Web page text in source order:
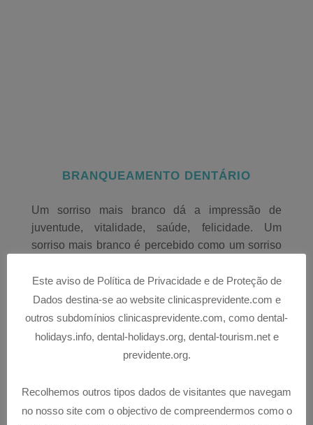
BRANQUEAMENTO DENTÁRIO
Um sorriso mais branco dá a impressão de
juventude, vitalidade, saúde, felicidade. Um
sorriso mais branco é percebido como um sorriso
Cada pessoa é única, e assim como a cor do
cabelo e da pele varia, o mesmo acontece com a
cor dos dentes. Muito poucas pessoas têm os
dentes extremamente brancos, sendo que, os
dentes também podem tornar-se mais
dentes podem também estar manchados pelo
tabaco, alimentos e bebidas, tais como chá, café,
Este aviso de Política de Privacidade e de Proteção de
Dados destina-se ao website clinicasprevidente.com e
outros subdomínios clinicasprevidente.com, como dental-
holidays.info, dental-holidays.org, dental-tourism.net e
previdente.org.
Recolhemos outros tipos dados de visitantes que navegam
no nosso site com o objectivo de compreendermos como o